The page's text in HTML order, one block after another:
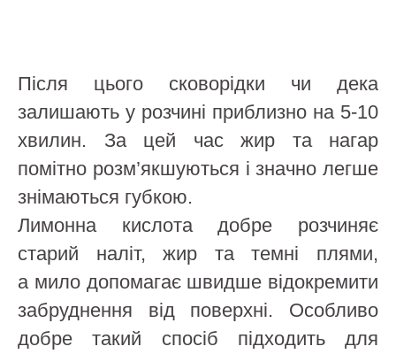
Після цього сковорідки чи дека
залишають у розчині приблизно на 5-10
хвилин. За цей час жир та нагар
помітно розм’якшуються і значно легше
знімаються губкою.
Лимонна кислота добре розчиняє
старий наліт, жир та темні плями,
а мило допомагає швидше відокремити
забруднення від поверхні. Особливо
добре такий спосіб підходить для